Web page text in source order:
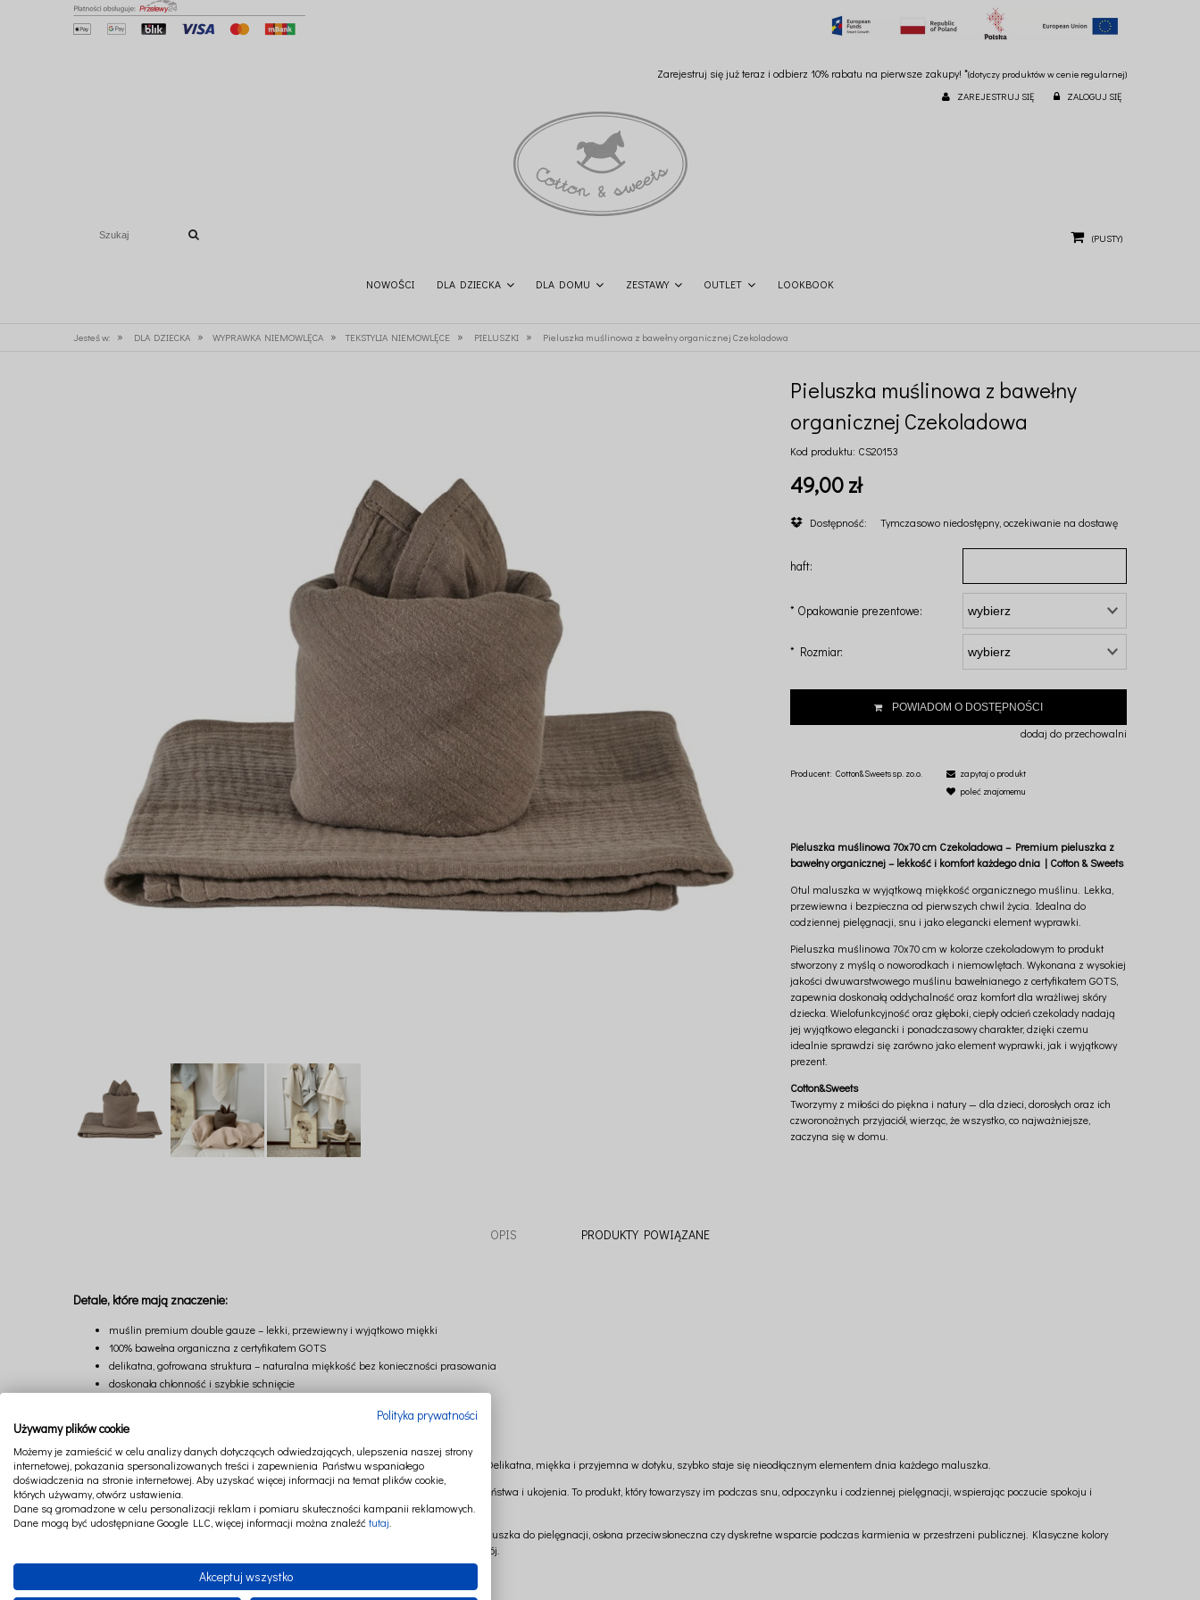
Zarejestruj się już teraz i odbierz 10% rabatu na pierwsze zakupy! *(dotyczy produktów w cenie regularnej)
ZAREJESTRUJ SIĘ ZALOGUJ SIĘ
(PUSTY)
NOWOŚCI DLA DZIECKA DLA DOMU ZESTAWY OUTLET LOOKBOOK
Jesteś w: » DLA DZIECKA » WYPRAWKA NIEMOWLĘCA » TEKSTYLIA NIEMOWLĘCE » PIELUSZKI » Pieluszka muślinowa z bawełny organicznej Czekoladowa
Pieluszka muślinowa z bawełny
organicznej Czekoladowa
Kod produktu: CS20153
49,00 zł
Dostępność: Tymczasowo niedostępny, oczekiwanie na dostawę
haft:
* Opakowanie prezentowe:
* Rozmiar:
POWIADOM O DOSTĘPNOŚCI
dodaj do przechowalni
Producent: Cotton&Sweets sp. zo.o.
zapytaj o produkt
poleć znajomemu
Pieluszka muślinowa 70x70 cm Czekoladowa – Premium pieluszka z
bawełny organicznej – lekkość i komfort każdego dnia | Cotton & Sweets
Otul maluszka w wyjątkową miękkość organicznego muślinu. Lekka,
przewiewna i bezpieczna od pierwszych chwil życia. Idealna do
codziennej pielęgnacji, snu i jako elegancki element wyprawki.
Pieluszka muślinowa 70x70 cm w kolorze czekoladowym to produkt
stworzony z myślą o noworodkach i niemowlętach. Wykonana z wysokiej
jakości dwuwarstwowego muślinu bawełnianego z certyfikatem GOTS,
zapewnia doskonałą oddychalność oraz komfort dla wrażliwej skóry
dziecka. Wielofunkcyjność oraz głęboki, ciepły odcień czekolady nadają
jej wyjątkowo elegancki i ponadczasowy charakter, dzięki czemu
idealnie sprawdzi się zarówno jako element wyprawki, jak i wyjątkowy
prezent.
Cotton&Sweets
Tworzymy z miłości do piękna i natury — dla dzieci, dorosłych oraz ich
czworonożnych przyjaciół, wierząc, że wszystko, co najważniejsze,
zaczyna się w domu.
OPIS PRODUKTY POWIĄZANE
Detale, które mają znaczenie:
muślin premium double gauze – lekki, przewiewny i wyjątkowo miękki
100% bawełna organiczna z certyfikatem GOTS
delikatna, gofrowana struktura – naturalna miękkość bez konieczności prasowania
doskonała chłonność i szybkie schnięcie
wielofunkcyjność – do pielęgnacji, karmienia, przytulania i ochrony przed słońcem
idealna jako element wyprawki lub prezent
Pieluszka muślinowa została stworzona z myślą o codziennym komforcie najmłodszych. Delikatna, miękka i przyjemna w dotyku, szybko staje się nieodłącznym elementem dnia każdego maluszka.
Dzieci instynktownie przywiązują się do swojej pieluszki, traktując ją jako źródło bezpieczeństwa i ukojenia. To produkt, który towarzyszy im podczas snu, odpoczynku i codziennej pielęgnacji, wspierając poczucie spokoju i
bliskości.
To niezwykle wszechstronny element wyprawki – sprawdzi się jako lekki kocyk na lato, pieluszka do pielęgnacji, osłona przeciwsłoneczna czy dyskretne wsparcie podczas karmienia w przestrzeni publicznej. Klasyczne kolory
podkreślają czystość i elegancję, wprowadzając do codziennych rytuałów harmonię i spokój.
Polityka prywatności
Używamy plików cookie
Możemy je zamieścić w celu analizy danych dotyczących odwiedzających, ulepszenia naszej strony
internetowej, pokazania spersonalizowanych treści i zapewnienia Państwu wspaniałego
doświadczenia na stronie internetowej. Aby uzyskać więcej informacji na temat plików cookie,
których używamy, otwórz ustawienia.
Dane są gromadzone w celu personalizacji reklam i pomiaru skuteczności kampanii reklamowych.
Dane mogą być udostępniane Google LLC, więcej informacji można znaleźć tutaj
Akceptuj wszystko